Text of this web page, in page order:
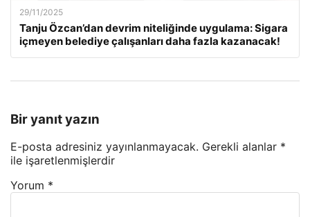
29/11/2025
Tanju Özcan’dan devrim niteliğinde uygulama: Sigara
içmeyen belediye çalışanları daha fazla kazanacak!
Bir yanıt yazın
E-posta adresiniz yayınlanmayacak. Gerekli alanlar *
ile işaretlenmişlerdir
Yorum *